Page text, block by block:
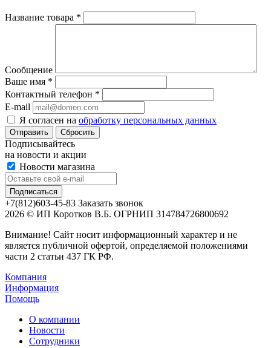
Название товара *
Сообщение
Ваше имя *
Контактный телефон *
E-mail
Я согласен на обработку персональных данных
Сбросить
Подписывайтесь
на новости и акции
Новости магазина
+7(812)603-45-83 Заказать звонок
2026 © ИП Коротков В.Б. ОГРНИП 314784726800692
Внимание! Сайт носит информационный характер и не
является публичной офертой, определяемой положениями
части 2 статьи 437 ГК РФ.
Компания
Информация
Помощь
О компании
Новости
Сотрудники